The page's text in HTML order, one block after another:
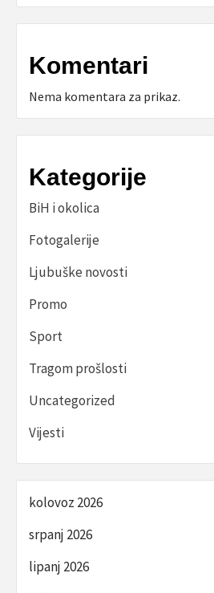
Komentari
Nema komentara za prikaz.
Kategorije
BiH i okolica
Fotogalerije
Ljubuške novosti
Promo
Sport
Tragom prošlosti
Uncategorized
Vijesti
kolovoz 2026
srpanj 2026
lipanj 2026